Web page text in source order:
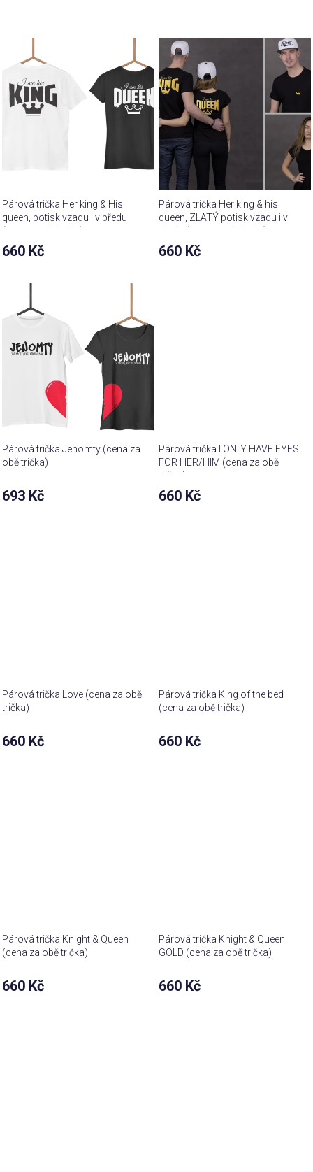
Párová trička Her king & His
queen, potisk vzadu i v předu
(cena za obě trika)
660 Kč
Párová trička Her king & his
queen, ZLATÝ potisk vzadu i v
předu (cena za obě trika)
660 Kč
Párová trička Jenomty (cena za
obě trička)
693 Kč
Párová trička I ONLY HAVE EYES
FOR HER/HIM (cena za obě
trička)
660 Kč
Párová trička Love (cena za obě
trička)
660 Kč
Párová trička King of the bed
(cena za obě trička)
660 Kč
Párová trička Knight & Queen
(cena za obě trička)
660 Kč
Párová trička Knight & Queen
GOLD (cena za obě trička)
660 Kč